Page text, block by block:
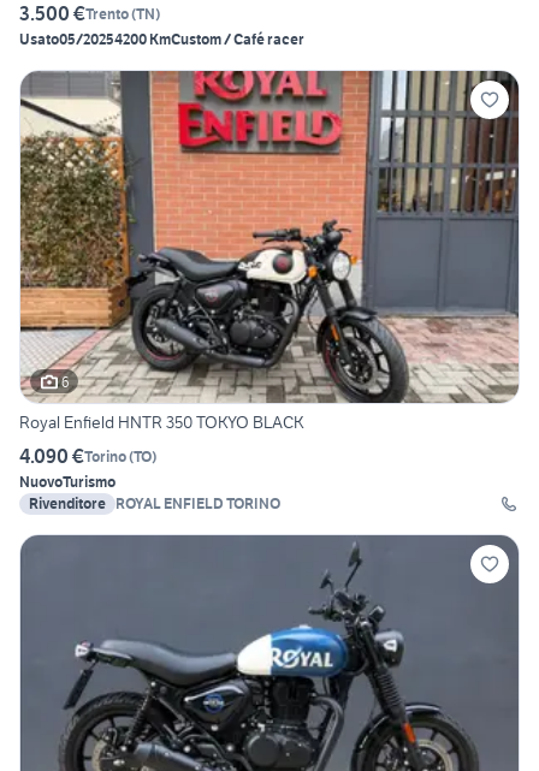
3.500 €Trento(TN)
Usato05/20254200 KmCustom / Café racer
6
Royal Enfield HNTR 350 TOKYO BLACK
4.090 €Torino(TO)
NuovoTurismo
Rivenditore ROYAL ENFIELD TORINO